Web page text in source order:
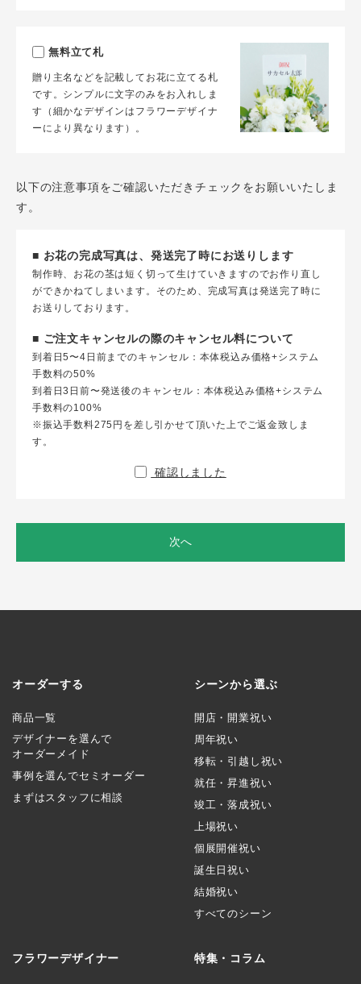
無料立て札
贈り主名などを記載してお花に立てる札
です。シンプルに文字のみをお入れしま
す（細かなデザインはフラワーデザイナ
ーにより異なります）。
以下の注意事項をご確認いただきチェックをお願いいたしま
す。
■ お花の完成写真は、発送完了時にお送りします
制作時、お花の茎は短く切って生けていきますのでお作り直し
ができかねてしまいます。そのため、完成写真は発送完了時に
お送りしております。
■ ご注文キャンセルの際のキャンセル料について
到着日5〜4日前までのキャンセル：本体税込み価格+システム
手数料の50%
到着日3日前〜発送後のキャンセル：本体税込み価格+システム
手数料の100%
※振込手数料275円を差し引かせて頂いた上でご返金致しま
す。
確認しました
次へ
オーダーする
商品一覧
デザイナーを選んで
オーダーメイド
事例を選んでセミオーダー
まずはスタッフに相談
シーンから選ぶ
開店・開業祝い
周年祝い
移転・引越し祝い
就任・昇進祝い
竣工・落成祝い
上場祝い
個展開催祝い
誕生日祝い
結婚祝い
すべてのシーン
フラワーデザイナー 特集・コラム